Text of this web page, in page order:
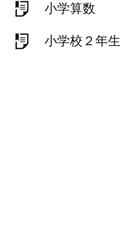
小学算数
小学校２年生